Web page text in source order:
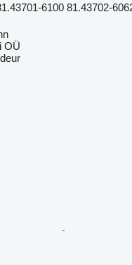
6100 81.43702-
OÜ